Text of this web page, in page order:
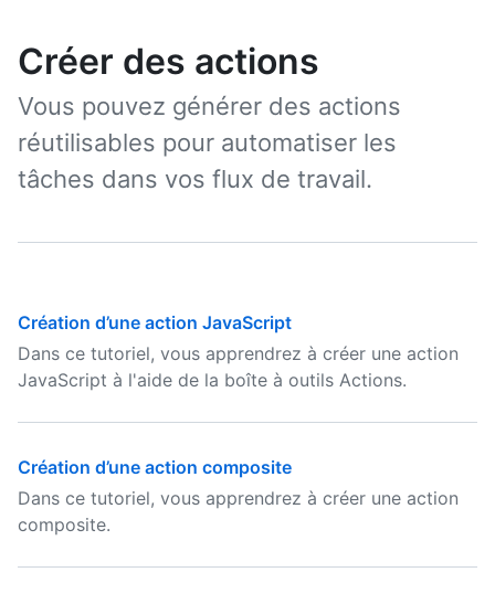
Créer des actions
Vous pouvez générer des actions
réutilisables pour automatiser les
tâches dans vos flux de travail.
Création d’une action JavaScript
Dans ce tutoriel, vous apprendrez à créer une action
JavaScript à l'aide de la boîte à outils Actions.
Création d’une action composite
Dans ce tutoriel, vous apprendrez à créer une action
composite.